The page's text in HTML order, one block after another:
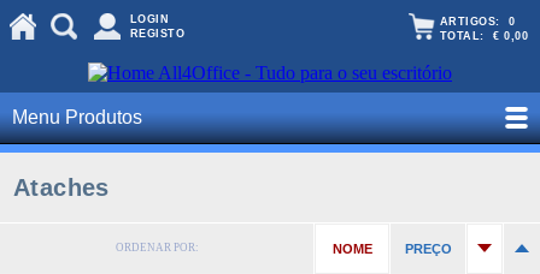
LOGIN
REGISTO
ARTIGOS: 0
TOTAL: € 0,00
Menu Produtos
Ataches
ORDENAR POR: NOME PREÇO